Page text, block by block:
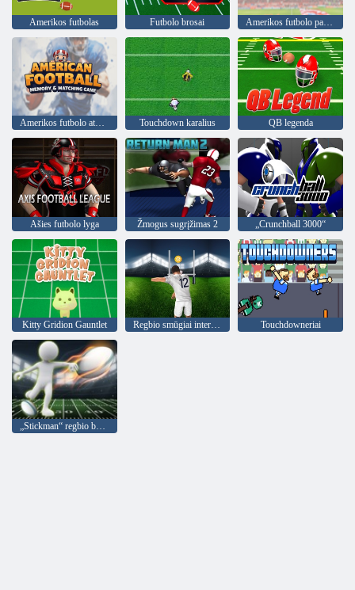
Amerikos futbolas Futbolo brosai Amerikos futbolo pasaulio taurės atminties atitikimas
Amerikos futbolo atminties ir atitikimo žaidimas Touchdown karalius QB legenda
Ašies futbolo lyga Žmogus sugrįžimas 2 „Crunchball 3000“
Kitty Gridion Gauntlet Regbio smūgiai internetu Touchdowneriai
„Stickman“ regbio bėgimas ir smūgis